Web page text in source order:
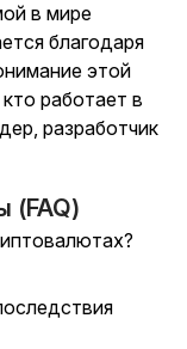
в мире
благодаря
этой
работает в
разработчик
(FAQ)